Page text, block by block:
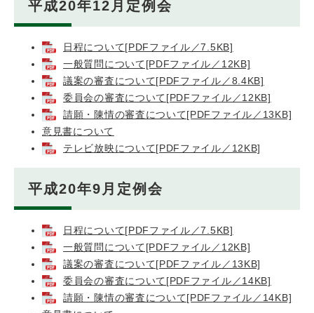
平成20年12月定例会
日程について[PDFファイル／7.5KB]
一般質問について[PDFファイル／12KB]
議案の審査について[PDFファイル／8.4KB]
委員会の審査について[PDFファイル／12KB]
請願・陳情の審査について[PDFファイル／13KB]
意見書について
テレビ放映について[PDFファイル／12KB]
平成20年9月定例会
日程について[PDFファイル／7.5KB]
一般質問について[PDFファイル／12KB]
議案の審査について[PDFファイル／13KB]
委員会の審査について[PDFファイル／14KB]
請願・陳情の審査について[PDFファイル／14KB]